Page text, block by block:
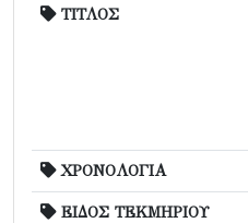
ΤΙΤΛΟΣ
ΧΡΟΝΟΛΟΓΙΑ
ΕΙΔΟΣ ΤΕΚΜΗΡΙΟΥ